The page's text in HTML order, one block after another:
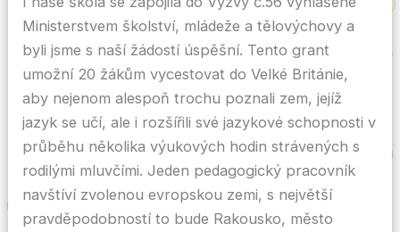
Ministerstvem školství, mládeže a tělovýchovy a
byli jsme s naší žádostí úspěšní. Tento grant
umožní 20 žákům vycestovat do Velké Británie,
aby nejenom alespoň trochu poznali zem, jejíž
jazyk se učí, ale i rozšířili své jazykové schopnosti v
průběhu několika výukových hodin strávených s
rodilými mluvčími. Jeden pedagogický pracovník
navštíví zvolenou evropskou zemi, s největší
pravděpodobností to bude Rakousko, město